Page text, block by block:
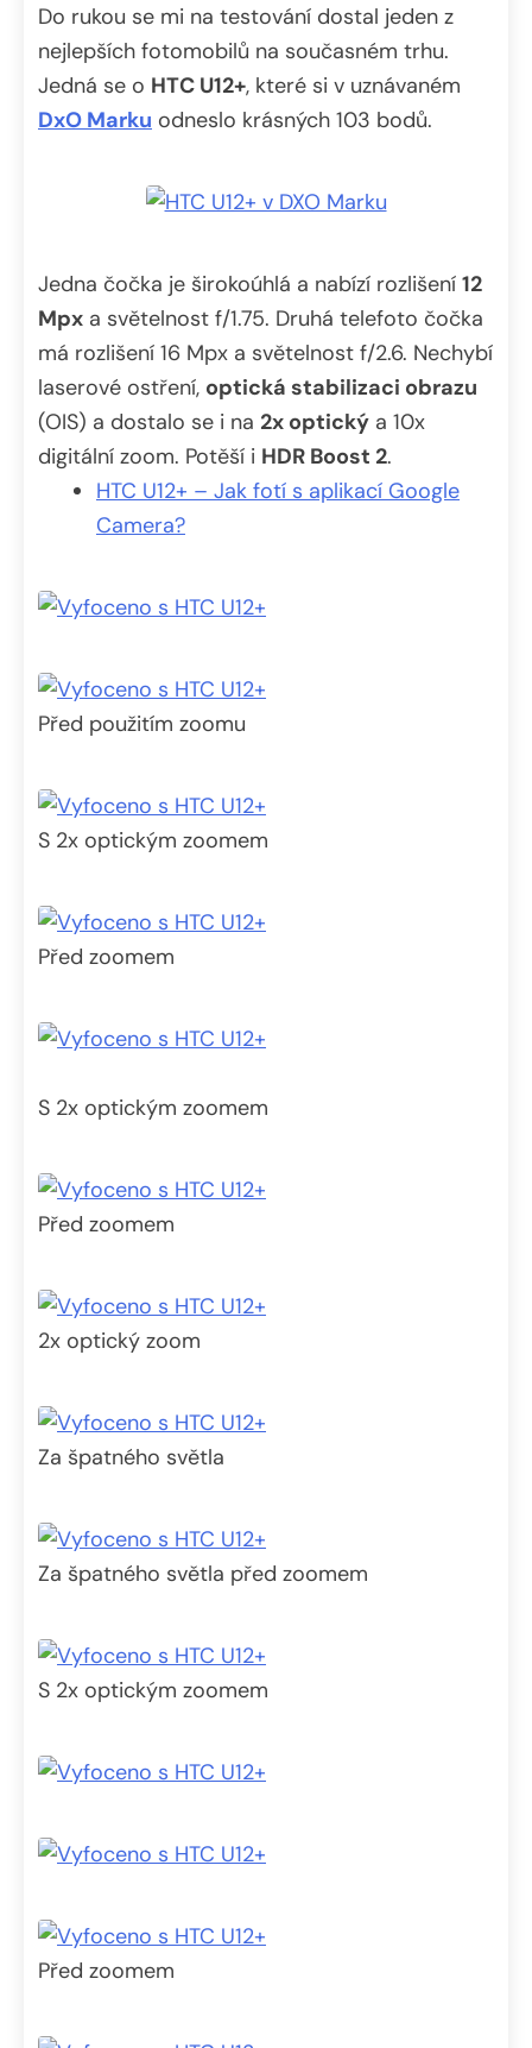
Do rukou se mi na testování dostal jeden z
nejlepších fotomobilů na současném trhu.
Jedná se o HTC U12+, které si v uznávaném
DxO Marku odneslo krásných 103 bodů.
Jedna čočka je širokoúhlá a nabízí rozlišení 12
Mpx a světelnost f/1.75. Druhá telefoto čočka
má rozlišení 16 Mpx a světelnost f/2.6. Nechybí
laserové ostření, optická stabilizaci obrazu
(OIS) a dostalo se i na 2x optický a 10x
digitální zoom. Potěší i HDR Boost 2.
HTC U12+ – Jak fotí s aplikací Google
Camera?
Před použitím zoomu
S 2x optickým zoomem
Před zoomem
S 2x optickým zoomem
Před zoomem
2x optický zoom
Za špatného světla
Za špatného světla před zoomem
S 2x optickým zoomem
Před zoomem